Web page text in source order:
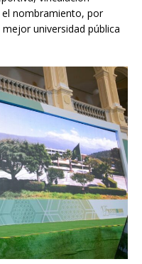
el nombramiento, por
universidad pública